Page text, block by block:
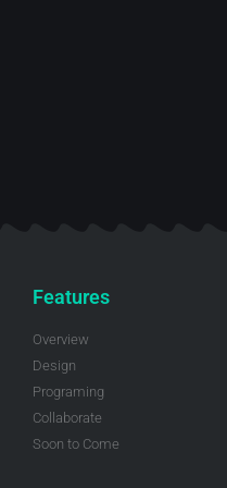
Features
Overview
Design
Programing
Collaborate
Soon to Come